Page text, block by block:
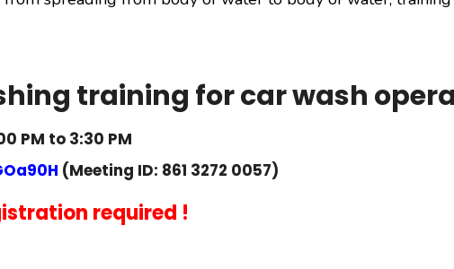
training for car wash
PM to 3:30 PM
(Meeting ID: 861 3272 0057)
required !